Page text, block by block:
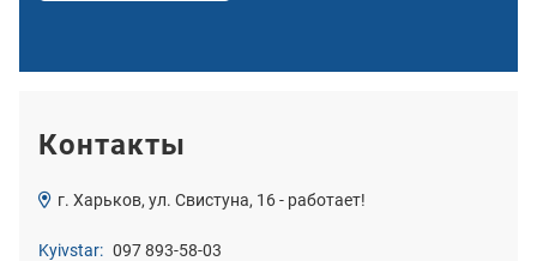
Контакты
г. Харьков, ул. Свистуна, 16 - работает!
Kyivstar: 097 893-58-03